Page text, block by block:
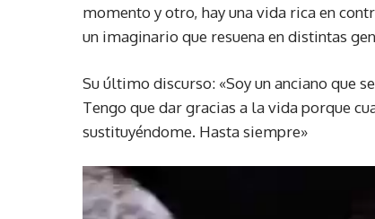
momento y otro, hay una vida rica en
un imaginario que resuena en distintas
Su último discurso: «Soy un anciano que
Tengo que dar gracias a la vida porque
sustituyéndome. Hasta siempre»